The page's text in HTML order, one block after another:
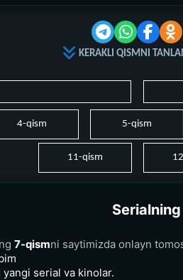
KERAKLI QISMNI
4-qism 5-qism
11-qism
7-qismni saytimizda onlayn
serial va kinolar.